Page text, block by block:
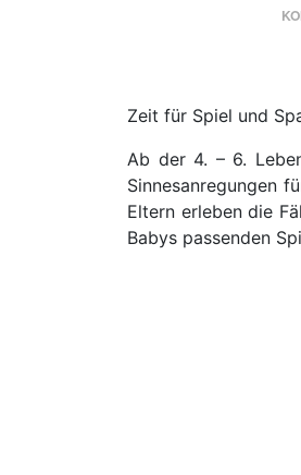
Zeit für Spiel und
Ab der 4. – 6.
Sinnesanregungen
Eltern erleben die
Babys passenden